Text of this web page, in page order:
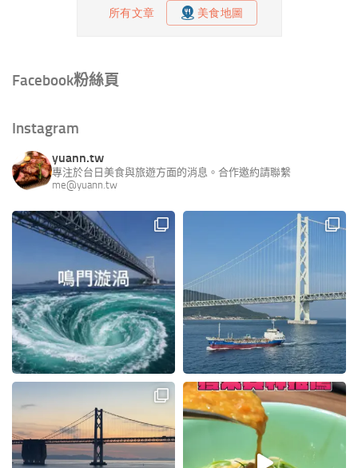
Facebook粉絲頁
Instagram
yuann.tw
專注於台日美食與旅遊方面的消息。合作邀約請聯繫
me@yuann.tw